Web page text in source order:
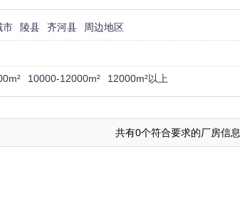
市 陵县 齐河县 周边地区
10000-12000m² 12000m²以上
共有0个符合要求的厂房信息